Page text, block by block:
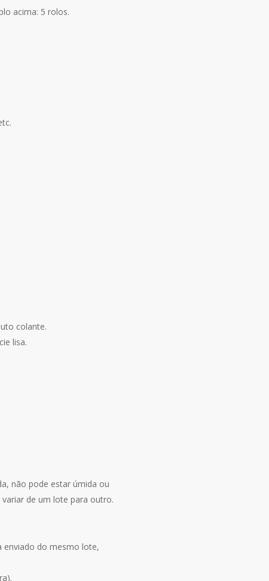
acima: 5 rolos.
colante.
lisa.
não pode estar úmida ou
de um lote para outro.
enviado do mesmo lote,